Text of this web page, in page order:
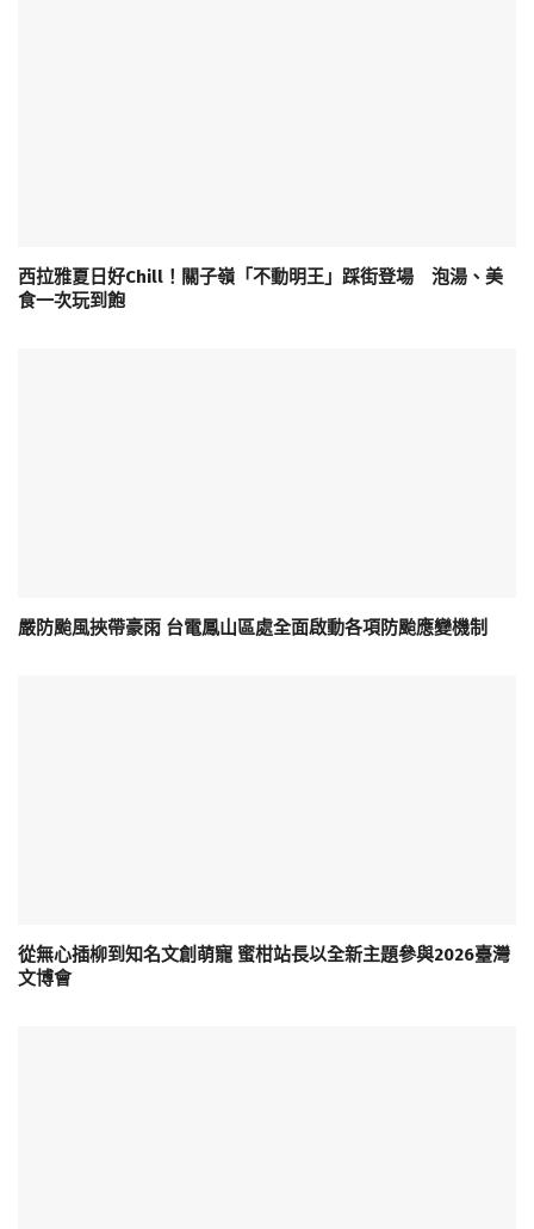
西拉雅夏日好Chill！關子嶺「不動明王」踩街登場 泡湯、美
食一次玩到飽
嚴防颱風挾帶豪雨 台電鳳山區處全面啟動各項防颱應變機制
從無心插柳到知名文創萌寵 蜜柑站長以全新主題參與2026臺灣
文博會